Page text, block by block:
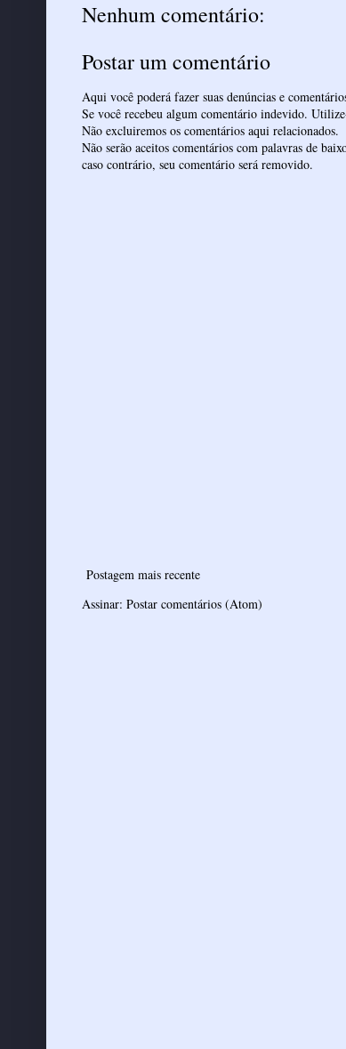
Nenhum comentário:
Postar um comentário
Aqui você poderá fazer suas denúncias e
Se você recebeu algum comentário indevido.
Não excluiremos os comentários aqui relacionados.
Não serão aceitos comentários com palavras de
caso contrário, seu comentário será removido.
Postagem mais recente
Assinar: Postar comentários (Atom)